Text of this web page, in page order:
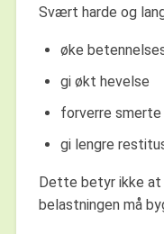
Svært harde og
øke
gi økt hevelse
forverre
gi lengre
Dette betyr ikke at
belastningen må